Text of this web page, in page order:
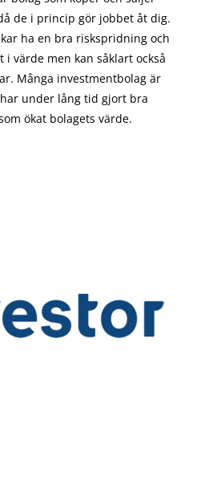
de i princip görjobbet åt dig.
ha en bra riskspridning och
i värde men kan såklart också
Många investmentbolag är
under lång tid gjort bra
ökat bolagets värde.